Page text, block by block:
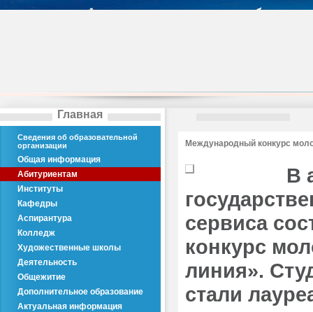
Главная
Сведения об образовательной
организации
Общая информация
Абитуриентам
Институты
Кафедры
Аспирантура
Колледж
Художественные школы
Деятельность
Общежитие
Дополнительное образование
Актуальная информация
Международный конкурс
В
сервиса
конкурс
линия».
стали